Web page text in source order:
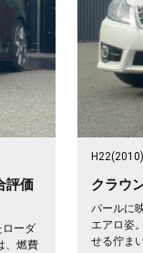
評価
ローダ
、燃費
クラウ
パールに
エアロ姿
せる佇ま